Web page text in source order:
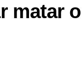
matar